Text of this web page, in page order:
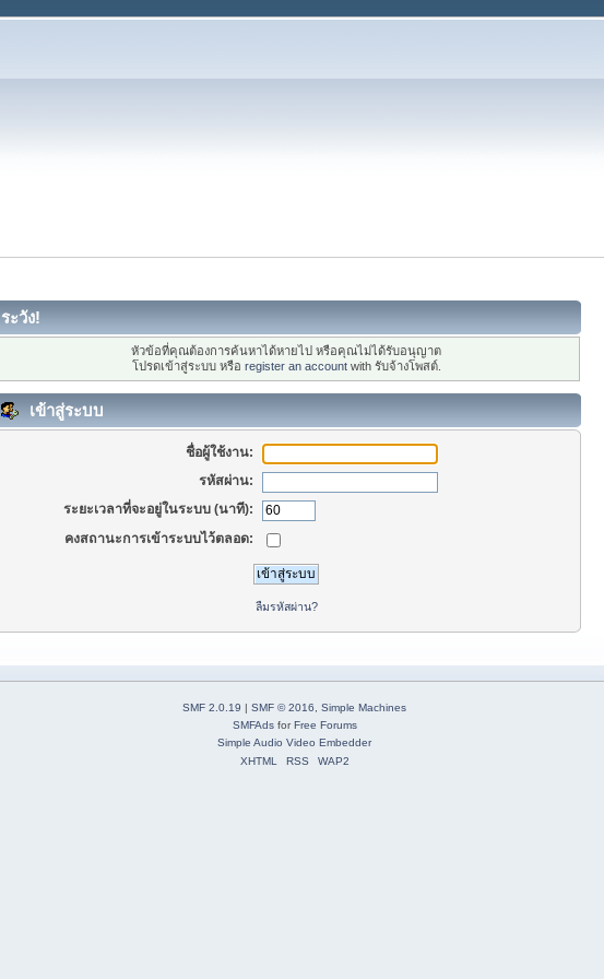
ระวัง!
หัวข้อที่คุณต้องการค้นหาได้หายไป หรือคุณไม่ได้รับอนุญาต
โปรดเข้าสู่ระบบ หรือ register an accountwith รับจ้างโพสต์.
เข้าสู่ระบบ
ชื่อผู้ใช้งาน:
รหัสผ่าน:
ระยะเวลาที่จะอยู่ในระบบ (นาที):
คงสถานะการเข้าระบบไว้ตลอด:
ลืมรหัสผ่าน?
SMF 2.0.19 | SMF © 2016
Simple Machines
SMFAdsforFree Forums
Simple Audio Video Embedder
XHTML
RSS WAP2